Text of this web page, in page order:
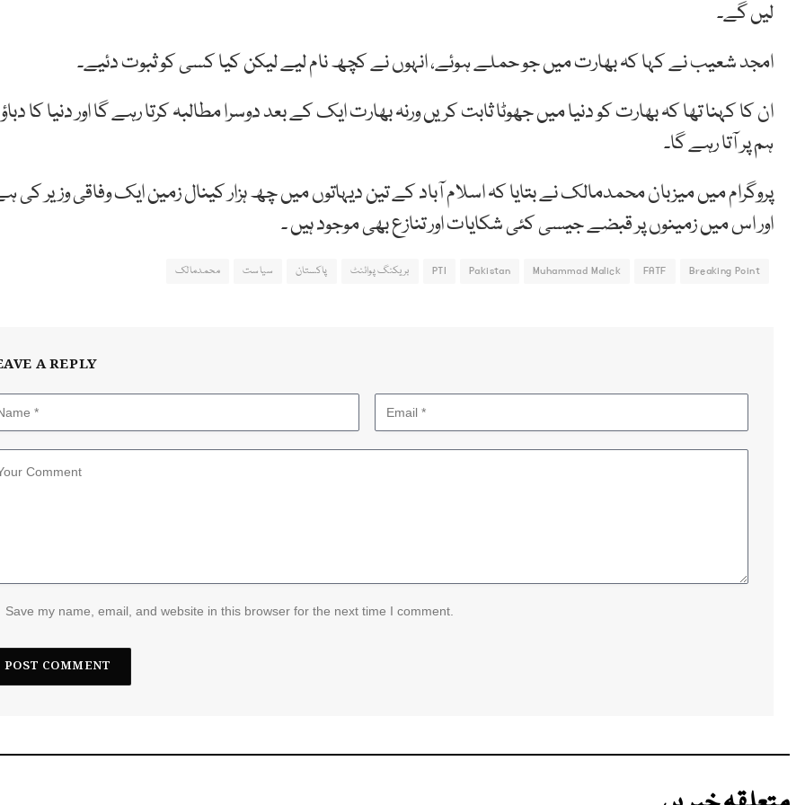
لیں گے۔
امجد شعیب نے کہا کہ بھارت میں جو حملے ہوئے، انہوں نے کچھ نام لیے لیکن کیا کسی کو ثبوت دئیے۔
ان کا کہنا تھا کہ بھارت کو دنیا میں جھوٹا ثابت کریں ورنہ بھارت ایک کے بعد دوسرا مطالبہ کرتا رہے گا اور دنیا کا دباؤ
ہم پر آتا رہے گا۔
پروگرام میں میزبان محمدمالک نے بتایا کہ اسلام آباد کے تین دیہاتوں میں چھ ہزار کینال زمین ایک وفاقی وزیر کی
اور اس میں زمینوں پر قبضے جیسی کئی شکایات اور تنازع بھی موجود ہیں ۔
Breaking Point
FATF
Muhammad Malick
Pakistan
PTI بریکنگ پوائنٹ پاکستان سیاست محمدمالک
A REPLY
Save my name, email, and website in this browser for the next time I comment.